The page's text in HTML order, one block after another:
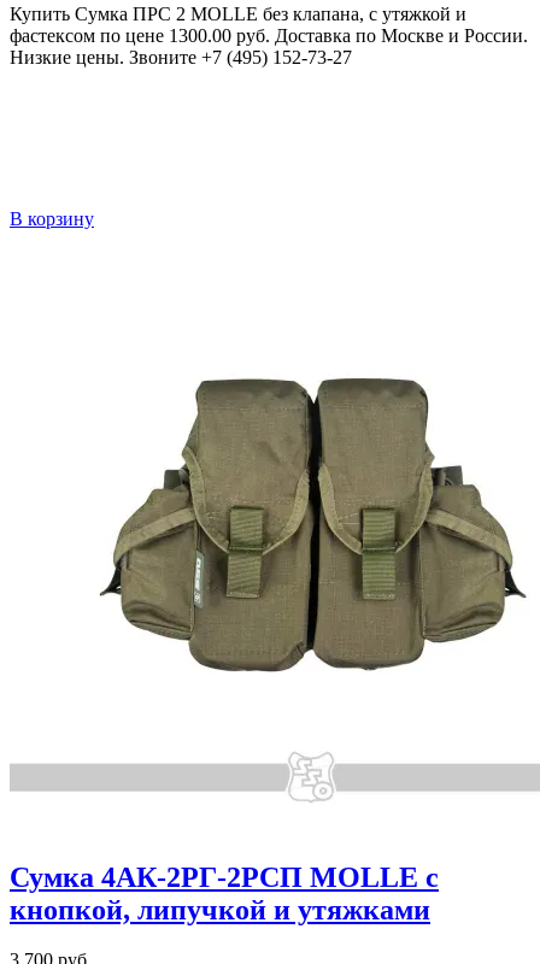
Купить Сумка ПРС 2 MOLLE без клапана, с утяжкой и
фастексом по цене 1300.00 руб. Доставка по Москве и России.
Низкие цены. Звоните +7 (495) 152-73-27
В корзину
Сумка 4АК-2РГ-2РСП MOLLE с
кнопкой, липучкой и утяжками